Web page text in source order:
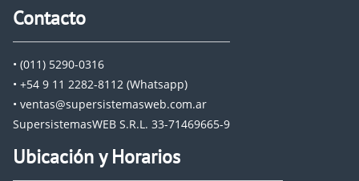
Contacto
• (011) 5290-0316
• +54 9 11 2282-8112 (Whatsapp)
• ventas@supersistemasweb.com.ar
SupersistemasWEB S.R.L. 33-71469665-9
Ubicación y Horarios